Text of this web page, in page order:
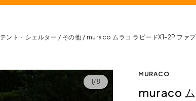
テント・シェルター その他 muraco ムラコ ラピードX1-2P ファ
1/8
MURACO
muraco